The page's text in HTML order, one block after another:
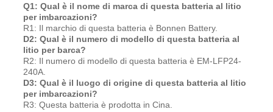
Q1: Qual è il nome di marca di questa batteria al litio
per imbarcazioni?
R1: Il marchio di questa batteria è Bonnen Battery.
D2: Qual è il numero di modello di questa batteria al
litio per barca?
R2: Il numero di modello di questa batteria è EM-LFP24-
240A.
D3: Qual è il luogo di origine di questa batteria al litio
per imbarcazioni?
R3: Questa batteria è prodotta in Cina.